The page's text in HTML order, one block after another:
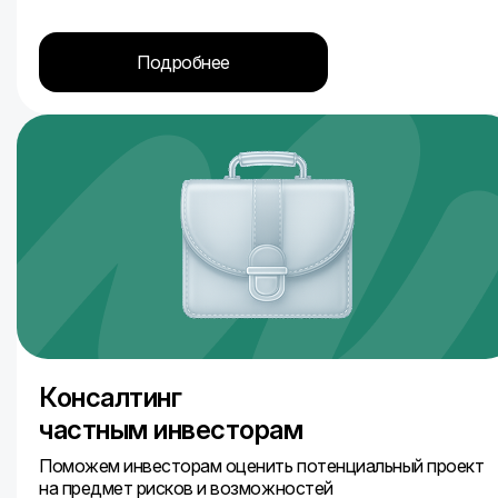
Подробнее
Консалтинг
частным инвесторам
Поможем инвесторам оценить потенциальный проект
на предмет рисков и возможностей